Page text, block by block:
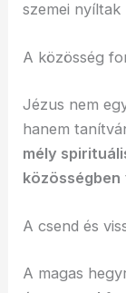
szemei
A közösség
Jézus nem
hanem
mély
közösségben
A csend és
A magas